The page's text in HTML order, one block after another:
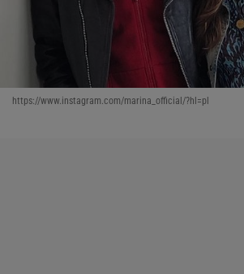
https://www.instagram.com/marina_official/?hl=pl